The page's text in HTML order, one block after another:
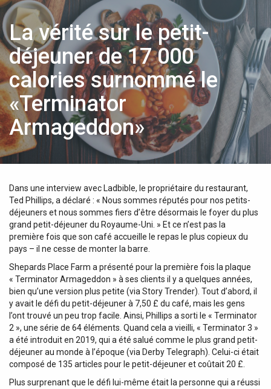
La vérité sur le petit-
déjeuner de 17 000
calories surnommé le
«Terminator
Armageddon»
Dans une interview avec Ladbible, le propriétaire du restaurant,
Ted Phillips, a déclaré : « Nous sommes réputés pour nos petits-
déjeuners et nous sommes fiers d’être désormais le foyer du plus
grand petit-déjeuner du Royaume-Uni. » Et ce n’est pas la
première fois que son café accueille le repas le plus copieux du
pays – il ne cesse de monter la barre.
Shepards Place Farm a présenté pour la première fois la plaque
« Terminator Armageddon » à ses clients il y a quelques années,
bien qu’une version plus petite (via Story Trender). Tout d’abord, il
y avait le défi du petit-déjeuner à 7,50 £ du café, mais les gens
l’ont trouvé un peu trop facile. Ainsi, Phillips a sorti le « Terminator
2 », une série de 64 éléments. Quand cela a vieilli, « Terminator 3 »
a été introduit en 2019, qui a été salué comme le plus grand petit-
déjeuner au monde à l’époque (via Derby Telegraph). Celui-ci était
composé de 135 articles pour le petit-déjeuner et coûtait 20 £.
Plus surprenant que le défi lui-même était la personne qui a réussi